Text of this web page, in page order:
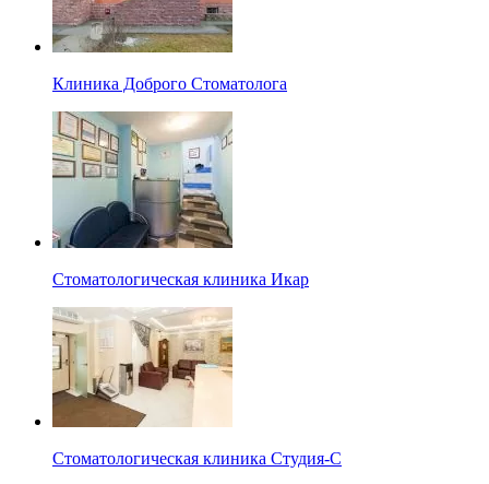
Клиника Доброго Стоматолога
Стоматологическая клиника Икар
Стоматологическая клиника Студия-С